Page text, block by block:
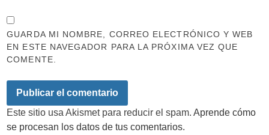
GUARDA MI NOMBRE, CORREO ELECTRÓNICO Y WEB
EN ESTE NAVEGADOR PARA LA PRÓXIMA VEZ QUE
COMENTE.
Este sitio usa Akismet para reducir el spam.Aprende cómo
se procesan los datos de tus comentarios.